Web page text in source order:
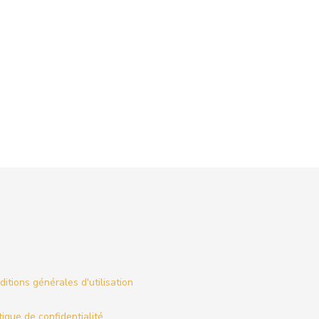
générales d'utilisation
de confidentialité